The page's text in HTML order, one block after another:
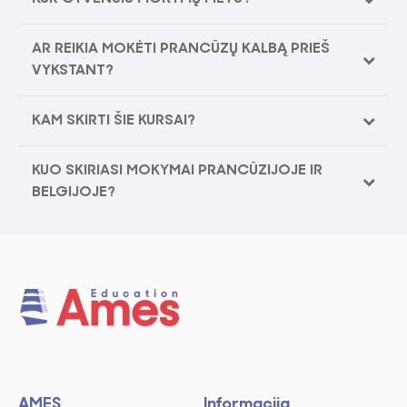
AR REIKIA MOKĖTI PRANCŪZŲ KALBĄ PRIEŠ
VYKSTANT?
KAM SKIRTI ŠIE KURSAI?
KUO SKIRIASI MOKYMAI PRANCŪZIJOJE IR
BELGIJOJE?